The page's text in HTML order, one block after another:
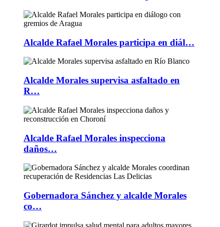
Alcalde Rafael Morales participa en diál…
Alcalde Morales supervisa asfaltado en
R…
Alcalde Rafael Morales inspecciona
daños…
Gobernadora Sánchez y alcalde Morales
co…